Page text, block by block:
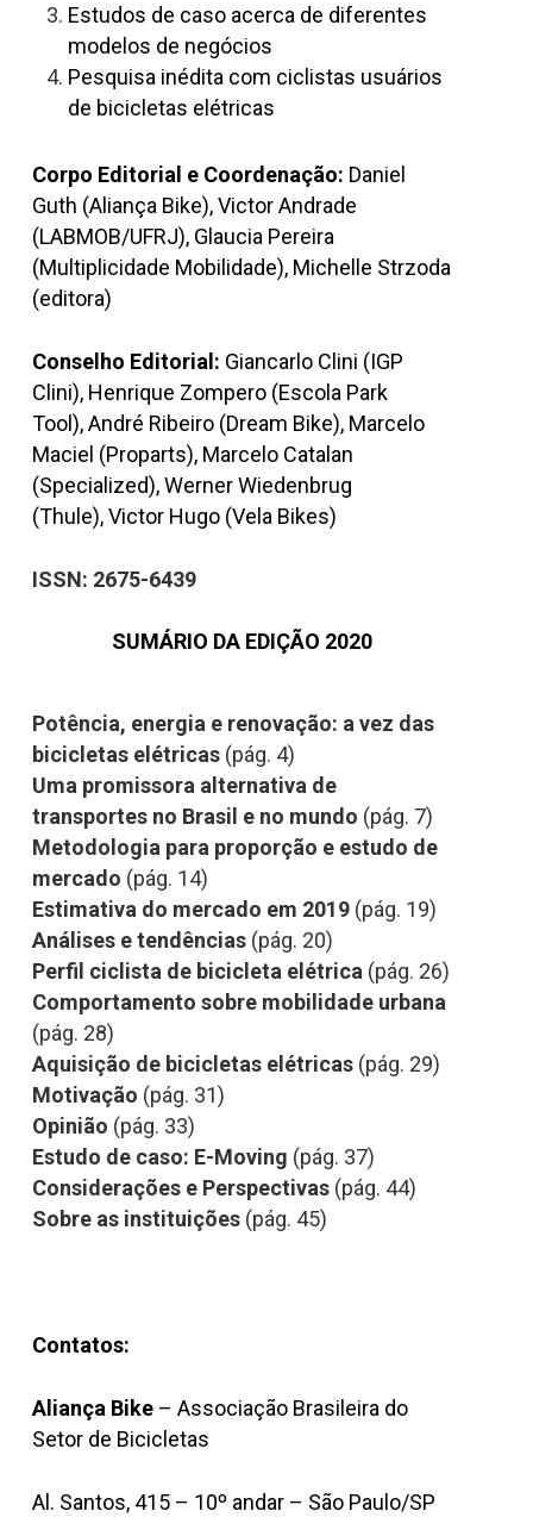
Estudos de caso acerca de diferentes
modelos de negócios
Pesquisa inédita com ciclistas usuários
de bicicletas elétricas
Corpo Editorial e Coordenação: Daniel
Guth (Aliança Bike), Victor Andrade
(LABMOB/UFRJ), Glaucia Pereira
(Multiplicidade Mobilidade), Michelle Strzoda
(editora)
Conselho Editorial: Giancarlo Clini (IGP
Clini), Henrique Zompero (Escola Park
Tool), André Ribeiro (Dream Bike), Marcelo
Maciel (Proparts), Marcelo Catalan
(Specialized), Werner Wiedenbrug
(Thule), Victor Hugo (Vela Bikes)
ISSN: 2675-6439
SUMÁRIO DA EDIÇÃO 2020
Potência, energia e renovação: a vez das
bicicletas elétricas(pág. 4)
Uma promissora alternativa de
transportes no Brasil e no mundo (pág. 7)
Metodologia para proporção e estudo de
mercado (pág. 14)
Estimativa do mercado em 2019(pág. 19)
Análises e tendências(pág. 20)
Perfil ciclista de bicicleta elétrica (pág. 26)
Comportamento sobre mobilidade urbana
(pág. 28)
Aquisição de bicicletas elétricas(pág. 29)
Motivação (pág. 31)
Opinião (pág. 33)
Estudo de caso: E-Moving (pág. 37)
Considerações e Perspectivas(pág. 44)
Sobre as instituições(pág. 45)
Contatos:
Aliança Bike– Associação Brasileira do
Setor de Bicicletas
Al. Santos, 415 – 10º andar – São Paulo/SP